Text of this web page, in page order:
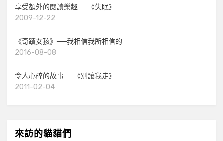
享受額外的閱讀樂趣──《失眠》
2009-12-22
《奇蹟女孩》──我相信我所相信的
2016-08-08
令人心碎的故事──《別讓我走》
2011-02-04
來訪的貓貓們